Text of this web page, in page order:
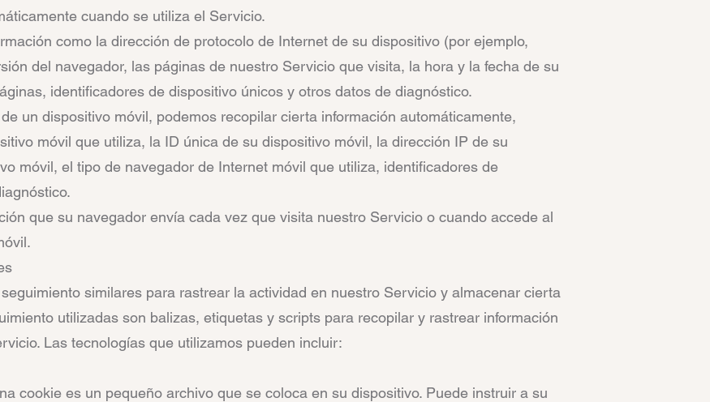
cuando se utiliza el Servicio.
como la dirección de protocolo de Internet de su dispositivo (por ejemplo,
del navegador, las páginas de nuestro Servicio que visita, la hora y la fecha de su
identificadores de dispositivo únicos y otros datos de diagnóstico.
un dispositivo móvil, podemos recopilar cierta información automáticamente,
móvil que utiliza, la ID única de su dispositivo móvil, la dirección IP de su
móvil, el tipo de navegador de Internet móvil que utiliza, identificadores de
que su navegador envía cada vez que visita nuestro Servicio o cuando accede al
similares para rastrear la actividad en nuestro Servicio y almacenar cierta
utilizadas son balizas, etiquetas y scripts para recopilar y rastrear información
Las tecnologías que utilizamos pueden incluir:
cookie es un pequeño archivo que se coloca en su dispositivo. Puede instruir a su